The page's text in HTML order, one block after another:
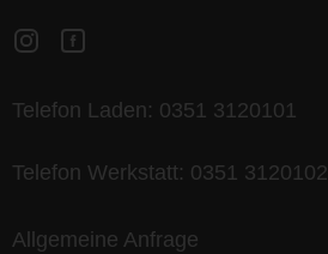
Telefon Laden: 0351 3120101
Telefon Werkstatt: 0351 3120102
Allgemeine Anfrage